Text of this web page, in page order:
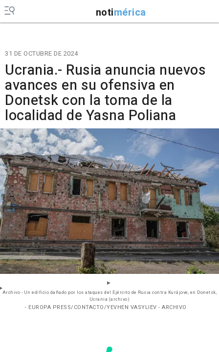
notimérica
31 DE OCTUBRE DE 2024
Ucrania.- Rusia anuncia nuevos
avances en su ofensiva en
Donetsk con la toma de la
localidad de Yasna Poliana
Archivo - Un edificio dañado por los ataques del Ejército de Rusia contra Kurájove, en Donetsk,
Ucrania (archivo)
- EUROPA PRESS/CONTACTO/YEVHEN VASYLIEV - ARCHIVO